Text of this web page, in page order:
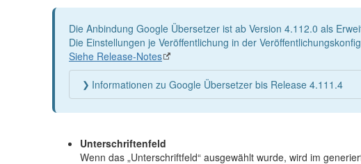
Die Anbindung Google Übersetzer ist ab Version 4.112.0 als
Die Einstellungen je Veröffentlichung in der
Siehe Release-Notes
Informationen zu Google Übersetzer bis Release 4.111.4
Unterschriftenfeld
Wenn das „Unterschriftfeld“ ausgewählt wurde, wird im